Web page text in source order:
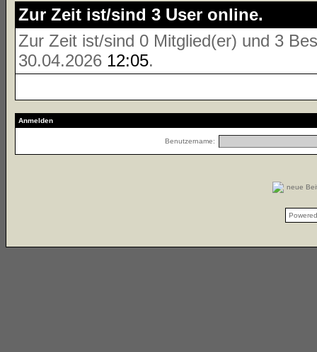
Zur Zeit ist/sind 3 User online.
Zur Zeit ist/sind 0 Mitglied(er) und 3
30.04.2026 12:05.
Anmelden
Benutzername:
neue